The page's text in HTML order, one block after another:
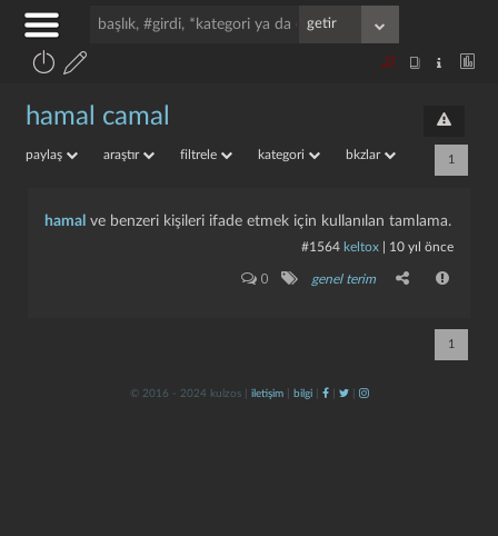
hamal camal
paylaş araştır filtrele kategori bkzlar 1
hamal ve benzeri kişileri ifade etmek için kullanılan tamlama.
#1564 keltox 10 yıl önce
0 genel terim
1
© 2016 - 2024 kulzos | iletişim| bilgi| | |